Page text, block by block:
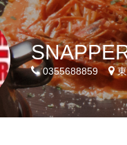
0355688859 東